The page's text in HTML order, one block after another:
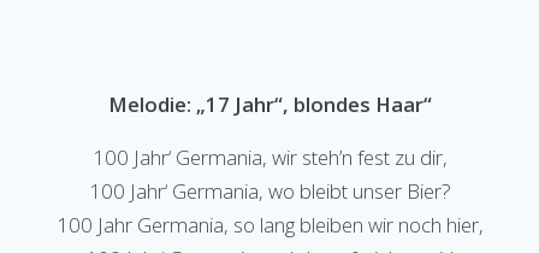
Melodie: „17 Jahr“, blondes Haar“
100 Jahr‘ Germania, wir steh’n fest zu dir,
100 Jahr‘ Germania, wo bleibt unser Bier?
100 Jahr Germania, so lang bleiben wir noch hier,